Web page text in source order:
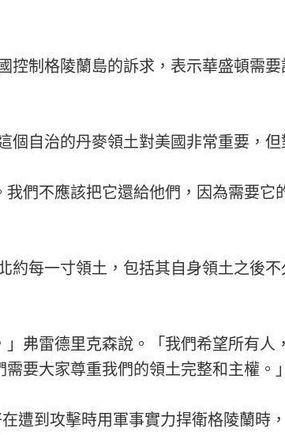
控制格陵蘭島的訴求，表示華盛頓需
個自治的丹麥領土對美國非常重要，但
我們不應該把它還給他們，因為需要它
約每一寸領土，包括其自身領土之後
」弗雷德里克森說。「我們希望所有人
要大家尊重我們的領土完整和主權。」
遭到攻擊時用軍事實力捍衛格陵蘭時